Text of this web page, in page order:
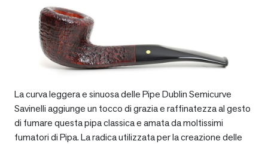
La curva leggera e sinuosa delle Pipe Dublin Semicurve
Savinelli aggiunge un tocco di grazia e raffinatezza al gesto
di fumare questa pipa classica e amata da moltissimi
fumatori di Pipa. La radica utilizzata per la creazione delle